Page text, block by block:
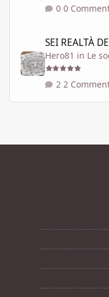
0
SEI REALTÀ
Hero81 in Le
2